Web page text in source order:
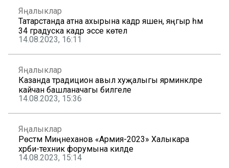
Яңалыклар
Татарстанда атна ахырына кадәр яшен, яңгыр һәм
34 градуска кадәр эссе көтелә
14.08.2023, 16:11
Яңалыклар
Казанда традицион авыл хуҗалыгы ярминкәләре
кайчан башланачагы билгеле
14.08.2023, 15:36
Яңалыклар
Рөстәм Миңнеханов «Армия-2023» Халыкара
хәрби-техник форумына килде
14.08.2023, 15:14